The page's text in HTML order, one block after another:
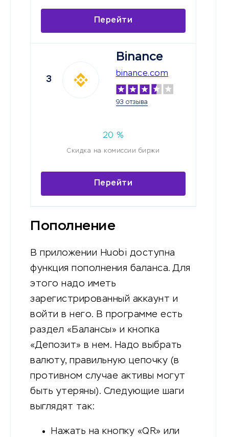
Перейти
3
Binance
binance.com
93 отзыва
20 %
Скидка на комиссии биржи
Перейти
Пополнение
В приложении Huobi доступна
функция пополнения баланса. Для
этого надо иметь
зарегистрированный аккаунт и
войти в него. В программе есть
раздел «Балансы» и кнопка
«Депозит» в нем. Надо выбрать
валюту, правильную цепочку (в
противном случае активы могут
быть утеряны). Следующие шаги
выглядят так:
Нажать на кнопку «QR» или